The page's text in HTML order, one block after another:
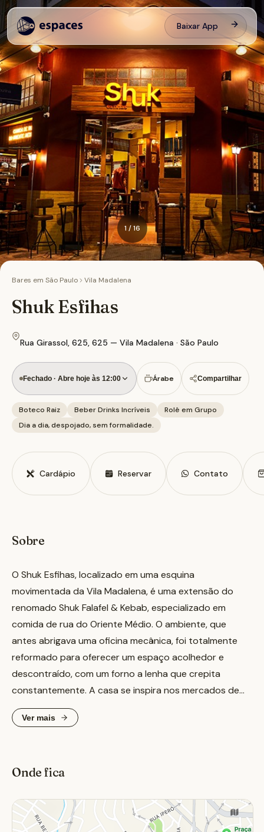
Baixar App
1 /16
Bares em São Paulo Vila Madalena
Shuk Esfihas
Rua Girassol, 625, 625 — Vila Madalena · São Paulo
Fechado · Abre hoje às 12:00 Árabe Compartilhar
Boteco Raiz Beber Drinks Incríveis
Rolê em Grupo
Dia a dia, despojado, sem formalidade.
Cardápio Reservar Contato
Sobre
O Shuk Esfihas, localizado em uma esquina
movimentada da Vila Madalena, é uma extensão do
renomado Shuk Falafel & Kebab, especializado em
comida de rua do Oriente Médio. O ambiente, que
antes abrigava uma oficina mecânica, foi totalmente
reformado para oferecer um espaço acolhedor e
descontraído, com um forno a lenha que crepita
constantemente. A casa se inspira nos mercados de
rua de países como Síria, Líbano e Turquia, trazendo a
autêntica culinária da região para São Paulo.
variados, assadas no forno a lenha, como a lahmajun de
temperada, e a pidé cabrada, em formato de barca
com muçarela, queijo de cabra e pesto de espinafre.
Ver mais
Onde fica